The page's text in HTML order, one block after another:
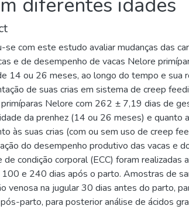
se com este estudo avaliar mudanças das
e de desempenho de vacas Nelore
14 ou 26 meses, ao longo do tempo e sua
de suas crias em sistema de creep
Nelore com 262 ± 7,19 dias de
da prenhez (14 ou 26 meses) e quanto
às suas crias (com ou sem uso de creep
do desempenho produtivo das vacas e
de condição corporal (ECC) foram realizadas
e 240 dias após o parto. Amostras de
venosa na jugular 30 dias antes do parto,
parto, para posterior análise de ácidos